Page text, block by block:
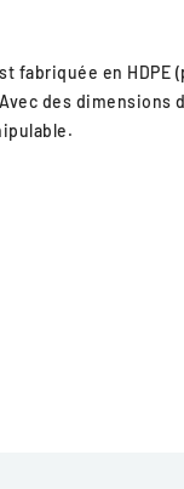
fabriquée en
des dimensions